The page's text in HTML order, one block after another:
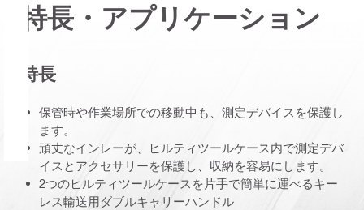
特長・アプリケーション
特長
保管時や作業場所での移動中も、測定デバイスを保護し
ます。
頑丈なインレーが、ヒルティツールケース内で測定デバ
イスとアクセサリーを保護し、収納を容易にします。
2つのヒルティツールケースを片手で簡単に運べるキー
レス輸送用ダブルキャリーハンドル